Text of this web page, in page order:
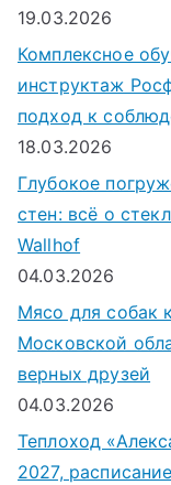
19.03.2026
Комплексное
инструктаж
подход к
18.03.2026
Глубокое
стен: всё о
Wallhof
04.03.2026
Мясо для собак
Московской
верных друзей
04.03.2026
Теплоход
2027,